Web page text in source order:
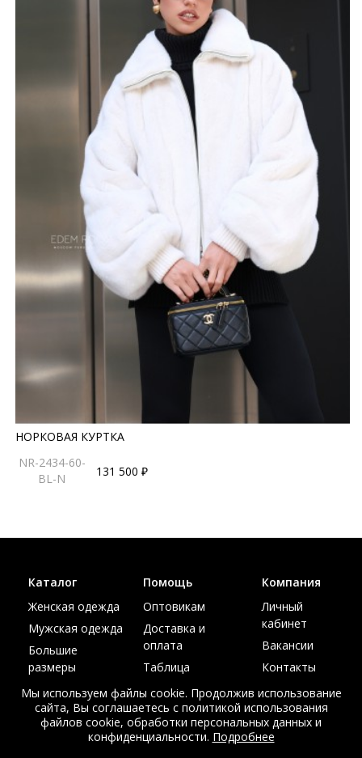
НОРКОВАЯ КУРТКА
NR-2434-60-
BL-N
131 500 ₽
Каталог
Женская одежда
Мужская одежда
Большие
размеры
Акции
Помощь
Оптовикам
Доставка и
оплата
Таблица
Компания
Личный
кабинет
Вакансии
Контакты
Мы используем файлы cookie. Продолжив использование
сайта, Вы соглашаетесь с политикой использования
файлов cookie, обработки персональных данных и
конфиденциальности. Подробнее